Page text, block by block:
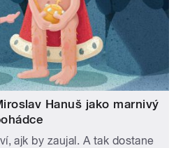
Hanuš jako marnivý
ajk by zaujal. A tak dostane